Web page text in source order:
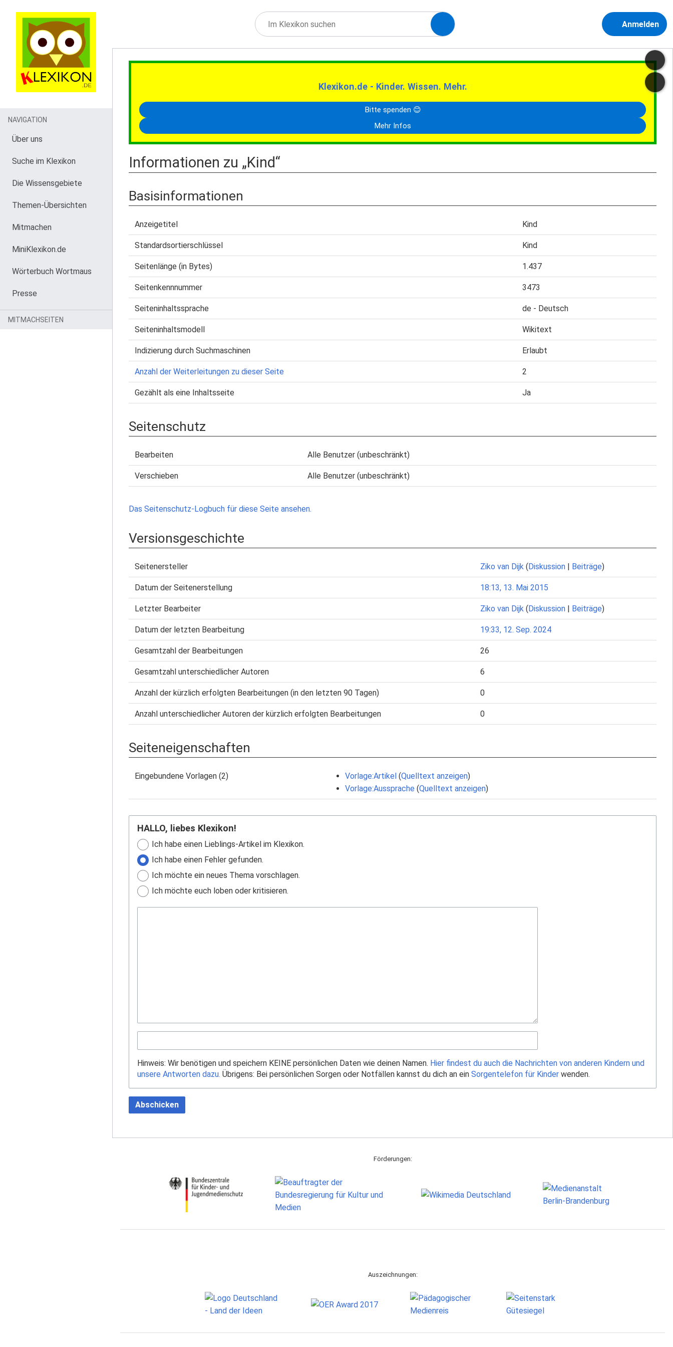
Anmelden
Klexikon.de - Kinder. Wissen. Mehr.
Bitte spenden 😊
Mehr Infos
Informationen zu „Kind“
Basisinformationen
Anzeigetitel Kind
Standardsortierschlüssel Kind
Seitenlänge (in Bytes) 1.437
Seitenkennnummer 3473
Seiteninhaltssprache de - Deutsch
Seiteninhaltsmodell Wikitext
Indizierung durch Suchmaschinen Erlaubt
Anzahl der Weiterleitungen zu dieser Seite 2
Gezählt als eine Inhaltsseite Ja
Seitenschutz
Bearbeiten Alle Benutzer (unbeschränkt)
Verschieben Alle Benutzer (unbeschränkt)
Das Seitenschutz-Logbuch für diese Seite ansehen.
Versionsgeschichte
Seitenersteller Ziko van Dijk (Diskussion | Beiträge)
Datum der Seitenerstellung 18:13, 13. Mai 2015
Letzter Bearbeiter Ziko van Dijk (Diskussion | Beiträge)
Datum der letzten Bearbeitung 19:33, 12. Sep. 2024
Gesamtzahl der Bearbeitungen 26
Gesamtzahl unterschiedlicher Autoren 6
Anzahl der kürzlich erfolgten Bearbeitungen (in den letzten 90 Tagen) 0
Anzahl unterschiedlicher Autoren der kürzlich erfolgten Bearbeitungen 0
Seiteneigenschaften
Eingebundene Vorlagen (2) Vorlage:Artikel (Quelltext anzeigen)
Vorlage:Aussprache (Quelltext anzeigen)
HALLO, liebes Klexikon!
Ich habe einen Lieblings-Artikel im Klexikon.
Ich habe einen Fehler gefunden.
Ich möchte ein neues Thema vorschlagen.
Ich möchte euch loben oder kritisieren.
Hinweis: Wir benötigen und speichern KEINE persönlichen Daten wie deinen Namen. Hier findest du auch die Nachrichten von anderen Kindern und
unsere Antworten dazu. Übrigens: Bei persönlichen Sorgen oder Notfällen kannst du dich an ein Sorgentelefon für Kinder wenden.
Abschicken
NAVIGATION
Über uns
Suche im Klexikon
Die Wissensgebiete
Themen-Übersichten
Mitmachen
MiniKlexikon.de
Wörterbuch Wortmaus
Presse
MITMACHSEITEN
Förderungen:
Auszeichnungen: